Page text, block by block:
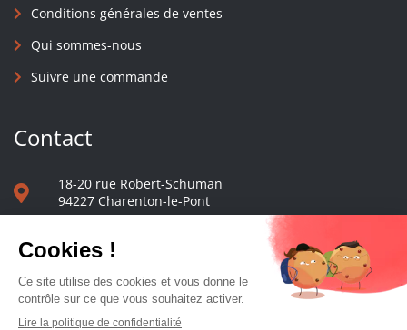
Conditions générales de ventes
Qui sommes-nous
Suivre une commande
Contact
18-20 rue Robert-Schuman
94227 Charenton-le-Pont